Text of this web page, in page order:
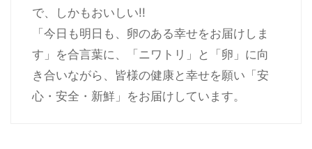
で、しかもおいしい!!
「今日も明日も、卵のある幸せをお届けしま
す」を合言葉に、「ニワトリ」と「卵」に向
き合いながら、皆様の健康と幸せを願い「安
心・安全・新鮮」をお届けしています。